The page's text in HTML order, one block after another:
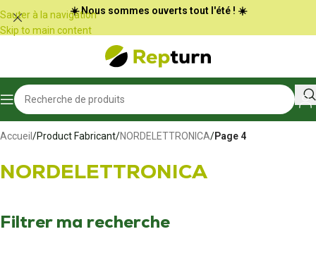
Panneau de gestion des cookies
Sauter à la navigation
Skip to main content
☀️ Nous sommes ouverts tout l'été ! ☀️
Accueil /Product Fabricant/NORDELETTRONICA/Page 4
NORDELETTRONICA
Filtrer ma recherche